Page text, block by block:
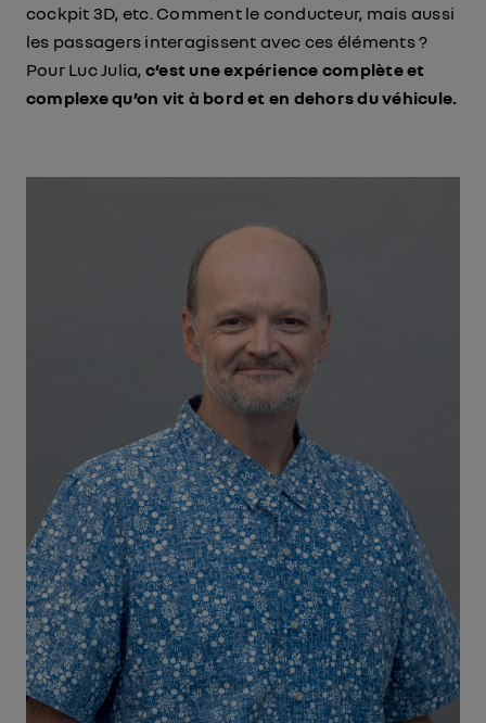
cockpit 3D, etc. Comment le conducteur, mais aussi
les passagers interagissent avec ces éléments ?
Pour Luc Julia, c’est une expérience complète et
complexe qu’on vit à bord et en dehors du véhicule.